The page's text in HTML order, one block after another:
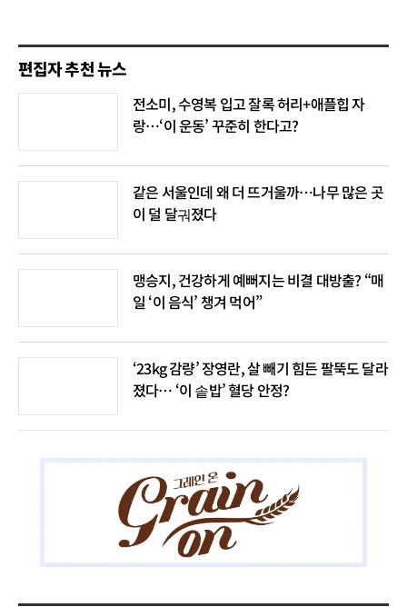
편집자 추천 뉴스
전소미, 수영복 입고 잘록 허리+애플힙 자
랑…‘이 운동’ 꾸준히 한다고?
같은 서울인데 왜 더 뜨거울까…나무 많은 곳
이 덜 달궈졌다
맹승지, 건강하게 예뻐지는 비결 대방출? “매
일 ‘이 음식’ 챙겨 먹어”
‘23kg 감량’ 장영란, 살 빼기 힘든 팔뚝도 달라
졌다… ‘이 솥밥’ 혈당 안정?